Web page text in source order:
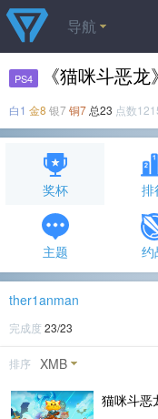
导航
PS4 《猫咪斗恶
白1 金8 银7 铜7 总23 点数
奖杯 排
主题 约
ther1anman
完成度 23/23
排序 XMB
猫咪斗恶